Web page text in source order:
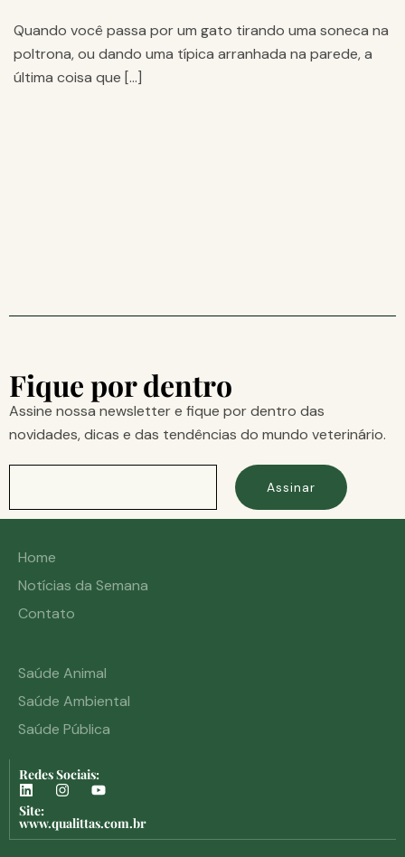
Quando você passa por um gato tirando uma soneca na
poltrona, ou dando uma típica arranhada na parede, a
última coisa que […]
Fique por dentro
Assine nossa newsletter e fique por dentro das
novidades, dicas e das tendências do mundo veterinário.
Assinar
Home
Notícias da Semana
Contato
Saúde Animal
Saúde Ambiental
Saúde Pública
Redes Sociais:
Site:
www.qualittas.com.br